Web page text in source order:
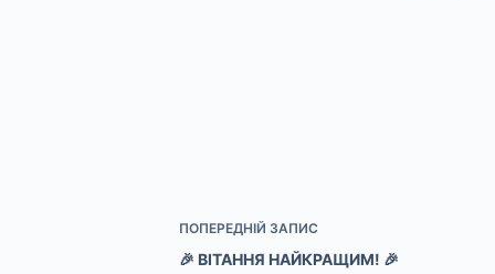
ПОПЕРЕДНІЙ ЗАПИС
🎉 ВІТАННЯ НАЙКРАЩИМ! 🎉